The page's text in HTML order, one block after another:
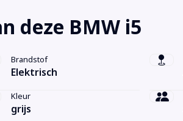
deze BMW i5
Brandstof
Elektrisch
Kleur
grijs